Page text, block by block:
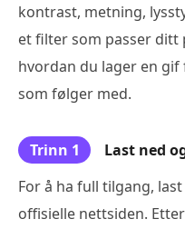
kontrast, metning,
et filter som passer
hvordan du lager en
som følger med.
Trinn 1
Last ned
For å ha full tilgang,
offisielle nettsiden.